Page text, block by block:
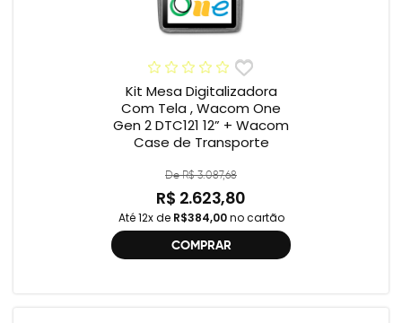
Kit Mesa Digitalizadora
Com Tela , Wacom One
Gen 2 DTC121 12” + Wacom
Case de Transporte
De R$ 3.087,68
R$ 2.623,80
Até 12x de R$384,00no cartão
COMPRAR